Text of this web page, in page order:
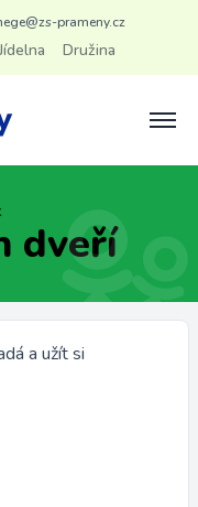
prameny.cz
Jídelna Družina
dveří
a užít si